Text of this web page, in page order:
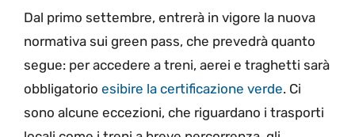
Dal primo settembre, entrerà in vigore la nuova
normativa sui green pass, che prevedrà quanto
segue: per accedere a treni, aerei e traghetti sarà
obbligatorio esibire la certificazione verde. Ci
sono alcune eccezioni, che riguardano i trasporti